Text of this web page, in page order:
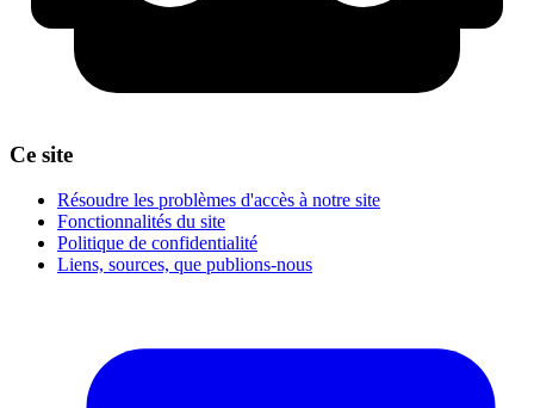
Ce site
Résoudre les problèmes d'accès à notre site
Fonctionnalités du site
Politique de confidentialité
Liens, sources, que publions-nous